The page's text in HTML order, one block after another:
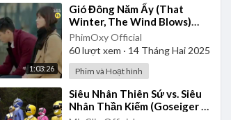
1:03:26
⁣Gió Đông Năm Ấy (That
Winter, The Wind Blows)
2013 - Tập 3 | Lồng Tiếng
PhimOxy Official
60lượt xem · 14 Tháng Hai 2025
Phim và Hoạt hình
⁣Siêu Nhân Thiên Sứ vs. Siêu
Nhân Thần Kiếm (Goseiger vs.